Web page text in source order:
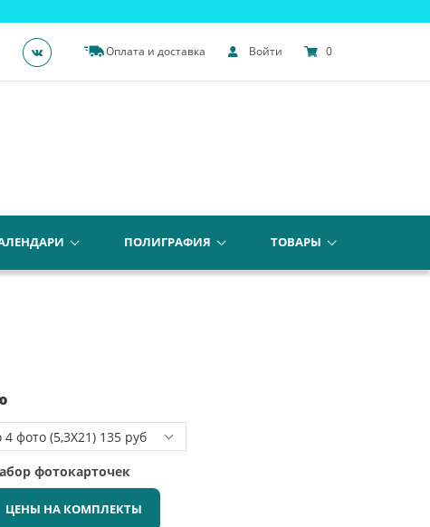
Оплата и доставка Войти 0
ПОЛИГРАФИЯ ТОВАРЫ
фотокарточек
ЦЕНЫ НА КОМПЛЕКТЫ